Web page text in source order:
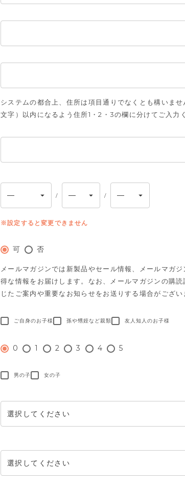
システムの都合上、住所は項目通りでなくとも構いま
文字）以内になるよう住所1・2・3の欄に分けてご入力
※設定すると変更できません
可 否
メールマガジンでは新製品やセール情報、メールマガ
得な情報をお届けします。 なお、メールマガジンの購
じたご案内や重要なお知らせをお送りする場合がござい
ご自身のお子様 孫や甥姪など親類 友人知人のお子様
0 1 2 3 4 5
男の子 女の子